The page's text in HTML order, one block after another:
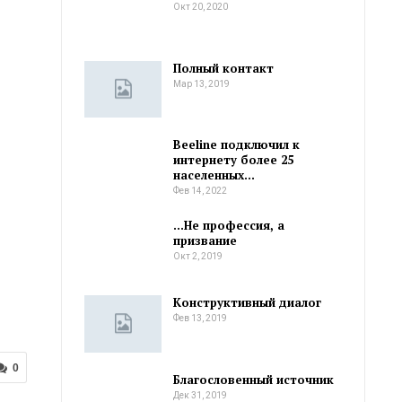
0
Окт 20, 2020
Полный контакт
Мар 13, 2019
Beeline подключил к
интернету более 25
населенных…
Фев 14, 2022
…Не профессия, а
призвание
Окт 2, 2019
Конструктивный диалог
Фев 13, 2019
Благословенный источник
Дек 31, 2019